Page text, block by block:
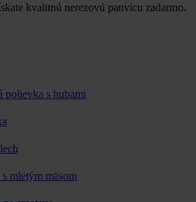
kvalitnú nerezovú panvicu zadarmo.
polievka s hubami
mletým mäsom